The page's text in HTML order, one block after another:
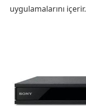
uygulamalarını içerir.